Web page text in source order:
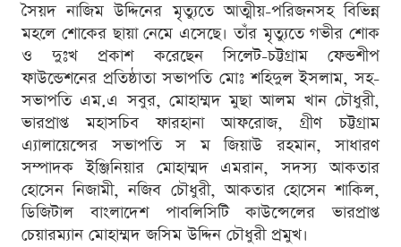
সৈয়দ নাজিম উদ্দিনের মৃত্যুতে আত্মীয়-পরিজনসহ বিভিন্ন
মহলে শোকের ছায়া নেমে এসেছে। তাঁর মৃত্যুতে গভীর শোক
ও দুঃখ প্রকাশ করেছেন সিলেট-চট্টগ্রাম ফেন্ডশীপ
ফাউন্ডেশনের প্রতিষ্ঠাতা সভাপতি মোঃ শহিদুল ইসলাম, সহ-
সভাপতি এম.এ সবুর, মোহাম্মদ মুছা আলম খান চৌধুরী,
ভারপ্রাপ্ত মহাসচিব ফারহানা আফরোজ, গ্রীণ চট্টগ্রাম
এ্যালায়েন্সের সভাপতি স ম জিয়াউ রহমান, সাধারণ
সম্পাদক ইঞ্জিনিয়ার মোহাম্মদ এমরান, সদস্য আকতার
হোসেন নিজামী, নজিব চৌধুরী, আকতার হোসেন শাকিল,
ডিজিটাল বাংলাদেশ পাবলিসিটি কাউন্সেলের ভারপ্রাপ্ত
চেয়ারম্যান মোহাম্মদ জসিম উদ্দিন চৌধুরী প্রমুখ।